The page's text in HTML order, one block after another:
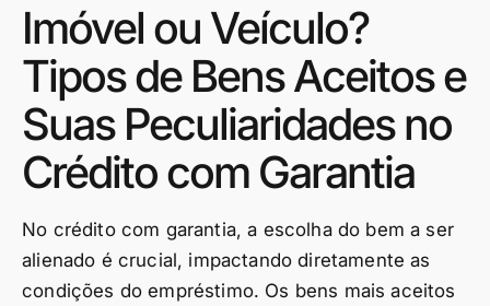
Imóvel ou Veículo?
Tipos de Bens Aceitos e
Suas Peculiaridades no
Crédito com Garantia
No crédito com garantia, a escolha do bem a ser
alienado é crucial, impactando diretamente as
condições do empréstimo. Os bens mais aceitos